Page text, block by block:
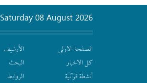
Saturday 08 August 2026
الصفحة الاولى
كل الاخبار
أنشطة قرآنیة
الأرشیف
البحث
الروابط